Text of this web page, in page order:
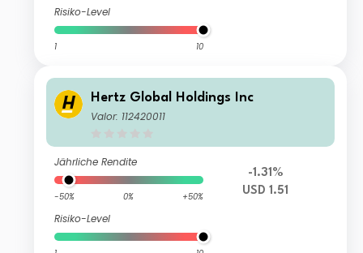
Risiko-Level
1 10
Hertz Global Holdings Inc
Valor: 112420011
Jährliche Rendite
-50% 0% +50%
Risiko-Level
-1.31%
USD 1.51